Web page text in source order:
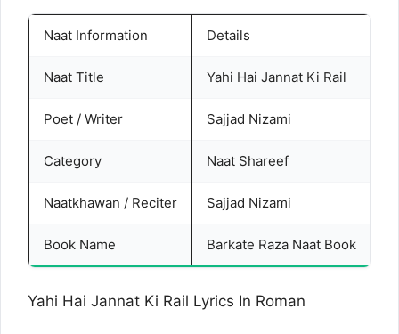
Naat Information Details
Naat Title Yahi Hai Jannat Ki Rail
Poet / Writer Sajjad Nizami
Category Naat Shareef
Naatkhawan / Reciter Sajjad Nizami
Book Name Barkate Raza Naat Book
Yahi Hai Jannat Ki Rail Lyrics In Roman